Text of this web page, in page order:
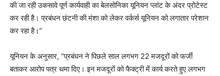
की जा रही उकसावे पूर्ण कार्यवाही का बेलसोनिका यूनियन प्लांट के अंदर प्रोटेस्ट
कर रही है। प्रबंधन छंटनी की मंशा को लेकर वर्कर्स यूनियन को लगातार परेशान
कर रहा है।”
यूनियन के अनुसार, “प्रबंधन ने पिछले साल लगभग 22 मजदूरों को फर्जी
बताकर आरोप पत्र थमा दिए। इन मजदूरों को फैक्ट्री में कार्य करते हुए लगभग